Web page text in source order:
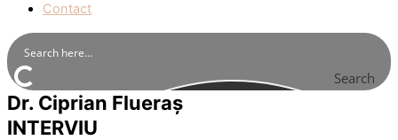
Contact
Search
Dr. Ciprian Flueraș
INTERVIU